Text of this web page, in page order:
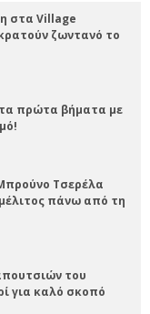
στα Village
ζωντανό το
πρώτα βήματα με
Τσερέλα
πάνω από τη
του
για καλό σκοπό